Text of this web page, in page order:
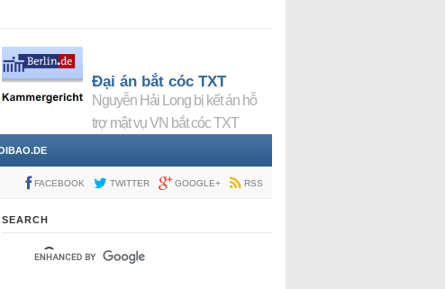
Đại án bắt cóc TXT
Nguyễn Hải Long bị kết án hỗ
trợ mật vụ VN bắt cóc TXT
FACEBOOK TWITTER GOOGLE+ RSS
SEARCH